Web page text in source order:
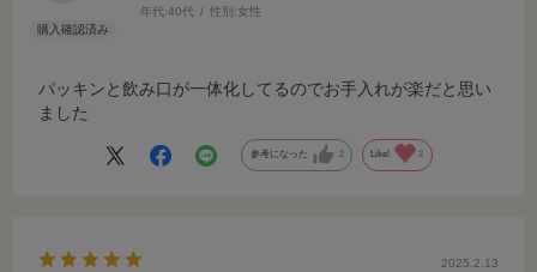
年代:40代 性別:女性
パッキンと飲み口が一体化してるのでお手入れが楽だと思い
ました
参考になった 2 Like! 2
2025.2.13